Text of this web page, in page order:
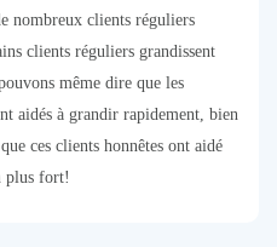
nombreux clients réguliers
clients réguliers grandissent
même dire que les
aidés à grandir rapidement, bien
ces clients honnêtes ont aidé
plus fort!